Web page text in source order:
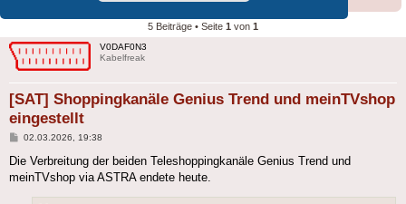
5 Beiträge • Seite 1 von 1
V0DAF0N3
Kabelfreak
[SAT] Shoppingkanäle Genius Trend und meinTVshop
eingestellt
Beitrag
02.03.2026, 19:38
Die Verbreitung der beiden Teleshoppingkanäle Genius Trend und
meinTVshop via ASTRA endete heute.